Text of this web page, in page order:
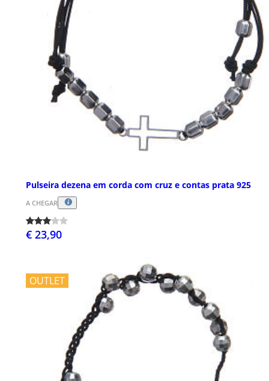
Pulseira dezena em corda com cruz e contas prata 925
A CHEGAR
€ 23,90
OUTLET